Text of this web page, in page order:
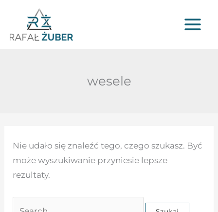
treści
wesele
Nie udało się znaleźć tego, czego szukasz. Być
może wyszukiwanie przyniesie lepsze
rezultaty.
dla: